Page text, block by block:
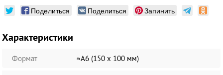
Поделиться Поделиться Запинить
Характеристики
Формат ≈А6 (150 х 100 мм)